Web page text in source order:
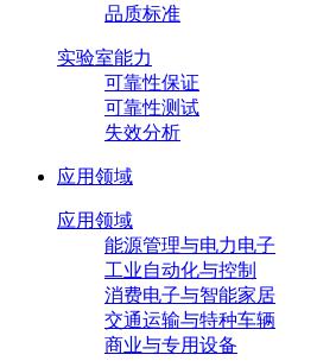
品质标准
实验室能力
可靠性保证
可靠性测试
失效分析
应用领域
应用领域
能源管理与电力电子
工业自动化与控制
消费电子与智能家居
交通运输与特种车辆
商业与专用设备